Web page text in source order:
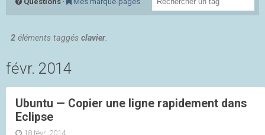
2 éléments taggés clavier.
févr. 2014
Ubuntu — Copier une ligne rapidement dans
Eclipse
18 févr. 2014